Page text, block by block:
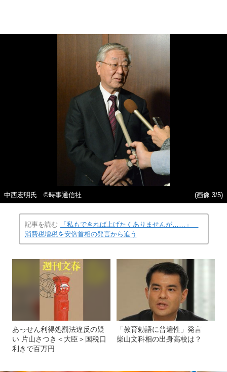
中西宏明氏 ©時事通信社 (画像 3/5)
記事を読む
「私もできれば上げたくありませんが……」
消費税増税を安倍首相の発言から追う
あっせん利得処罰法違反の疑
い 片山さつき＜大臣＞国税口
利きで百万円
「教育勅語に普遍性」発言
柴山文科相の出身高校は？